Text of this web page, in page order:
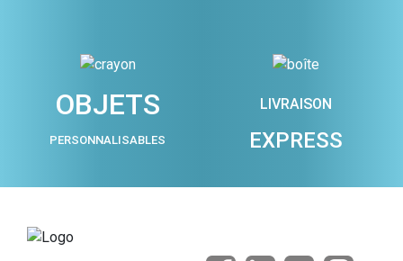
OBJETS
PERSONNALISABLES
LIVRAISON
EXPRESS